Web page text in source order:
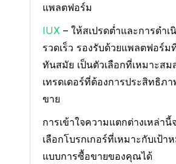
แพลตฟอร์ม
IUX – ให้สเปรดต่ำและการดำเ
รวดเร็ว รองรับด้วยแพลตฟอร์ม
ทันสมัย เป็นตัวเลือกที่เหมาะสม
เทรดเดอร์ที่ต้องการประสิทธิภ
ขาย
การเข้าใจความแตกต่างเหล่า
เลือกโบรกเกอร์ที่เหมาะกับเป้า
แบบการซื้อขายของคุณได้